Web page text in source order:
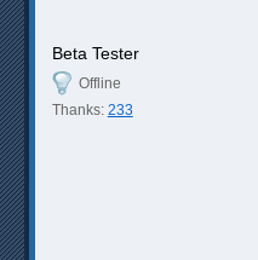
Beta Tester
Offline
Thanks: 233